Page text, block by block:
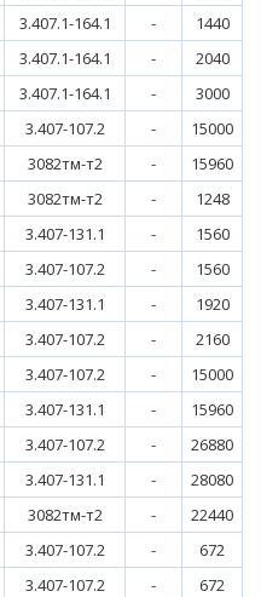
3.407.1-164.1 -
1440
3.407.1-164.1 -
2040
3.407.1-164.1 -
3000
3.407-107.2 -
15000
3082тм-т2 -
15960
3082тм-т2 -
1248
3.407-131.1 -
1560
3.407-107.2 -
1560
3.407-131.1 -
1920
3.407-107.2 -
2160
3.407-107.2 -
15000
3.407-131.1 -
15960
3.407-107.2 -
26880
3.407-131.1 -
28080
3082тм-т2 -
22440
3.407-107.2 -
672
3.407-107.2 -
672